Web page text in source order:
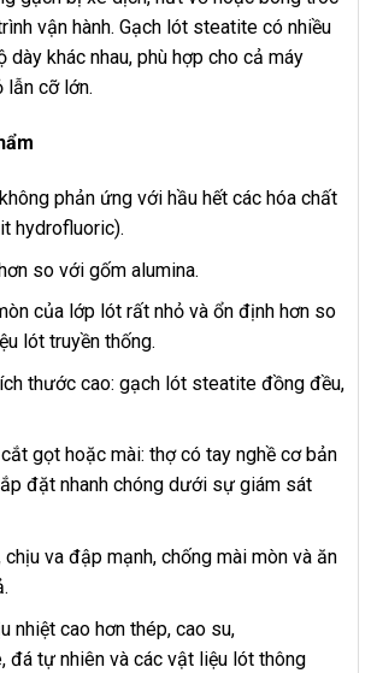
vận hành. Gạch lót steatite có nhiều
dày khác nhau, phù hợp cho cả máy
lẫn cỡ lớn.
phản ứng với hầu hết các hóa chất
hydrofluoric).
so với gốm alumina.
của lớp lót rất nhỏ và ổn định hơn so
lót truyền thống.
thước cao: gạch lót steatite đồng đều,
gọt hoặc mài: thợ có tay nghề cơ bản
đặt nhanh chóng dưới sự giám sát
chịu va đập mạnh, chống mài mòn và ăn
nhiệt cao hơn thép, cao su,
đá tự nhiên và các vật liệu lót thông